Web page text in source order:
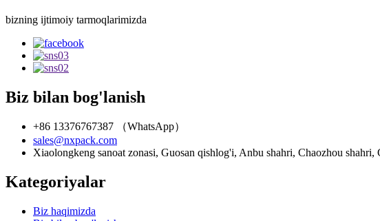
bizning ijtimoiy tarmoqlarimizda
Biz bilan bog'lanish
+86 13376767387 （WhatsApp）
sales@nxpack.com
Xiaolongkeng sanoat zonasi, Guosan qishlog'i, Anbu shahri, Chaozhou
Kategoriyalar
Biz haqimizda